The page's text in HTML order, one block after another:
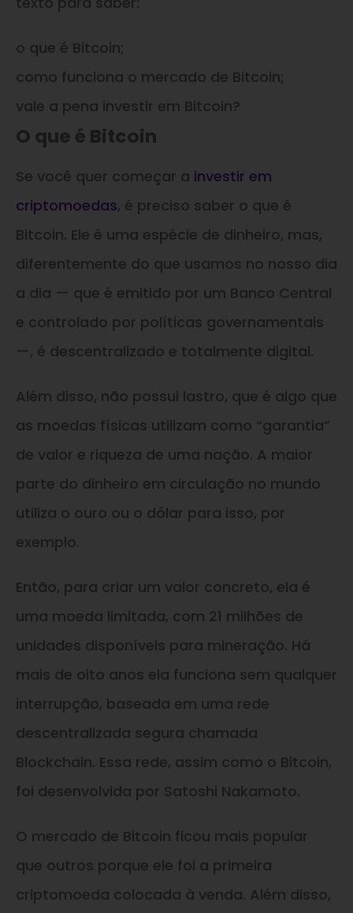
o que é Bitcoin;
como funciona o mercado de Bitcoin;
vale a pena investir em Bitcoin?
O que é Bitcoin
Se você quer começar a investir em
criptomoedas, é preciso saber o que é
Bitcoin. Ele é uma espécie de dinheiro, mas,
diferentemente do que usamos no nosso dia
a dia — que é emitido por um Banco Central
e controlado por políticas governamentais
—, é descentralizado e totalmente digital.
Além disso, não possui lastro, que é algo que
as moedas físicas utilizam como “garantia”
de valor e riqueza de uma nação. A maior
parte do dinheiro em circulação no mundo
utiliza o ouro ou o dólar para isso, por
exemplo.
Então, para criar um valor concreto, ela é
uma moeda limitada, com 21 milhões de
unidades disponíveis para mineração. Há
mais de oito anos ela funciona sem qualquer
interrupção, baseada em uma rede
descentralizada segura chamada
Blockchain. Essa rede, assim como o Bitcoin,
foi desenvolvida por Satoshi Nakamoto.
O mercado de Bitcoin ficou mais popular
que outros porque ele foi a primeira
criptomoeda colocada à venda. Além disso,